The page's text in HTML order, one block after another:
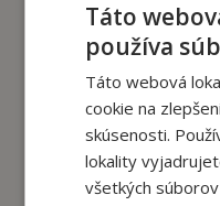
13
13,25
First Words Jigsaw
Táto
používa
Táto webová
cookie na
skúsenosti.
lokality
všetkých